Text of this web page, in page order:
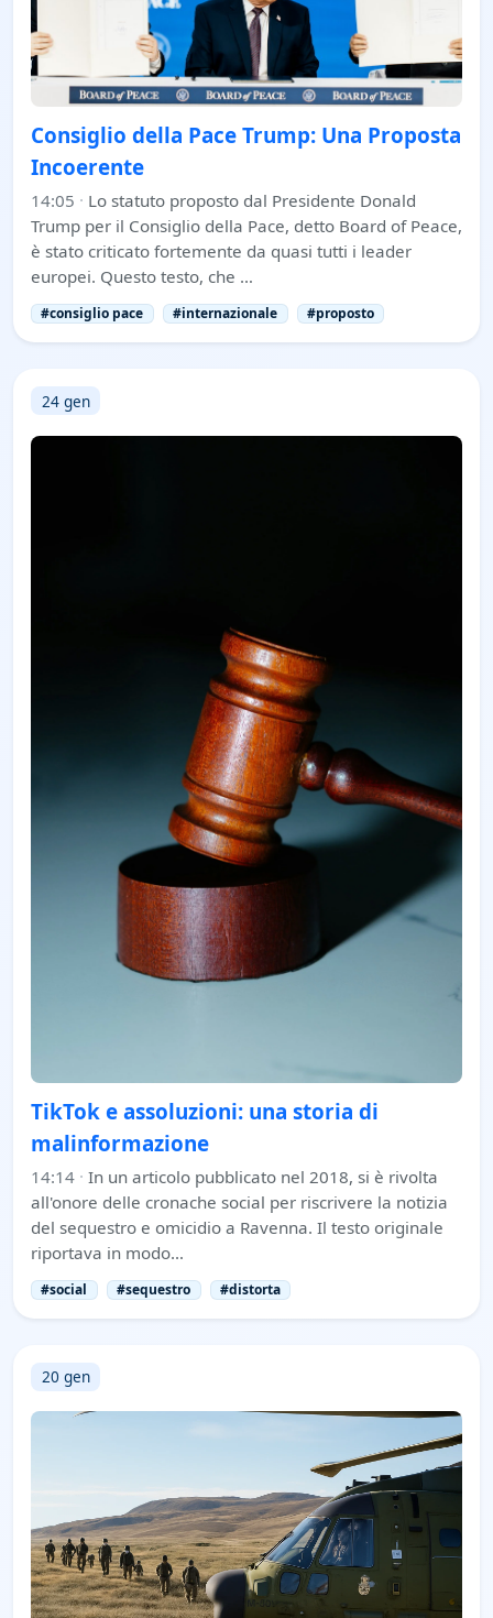
Consiglio della Pace Trump: Una Proposta
Incoerente
14:05 · Lo statuto proposto dal Presidente Donald
Trump per il Consiglio della Pace, detto Board of Peace,
è stato criticato fortemente da quasi tutti i leader
europei. Questo testo, che …
#consiglio pace #internazionale #proposto
24 gen
TikTok e assoluzioni: una storia di
malinformazione
14:14 · In un articolo pubblicato nel 2018, si è rivolta
all'onore delle cronache social per riscrivere la notizia
del sequestro e omicidio a Ravenna. Il testo originale
riportava in modo…
#social #sequestro #distorta
20 gen